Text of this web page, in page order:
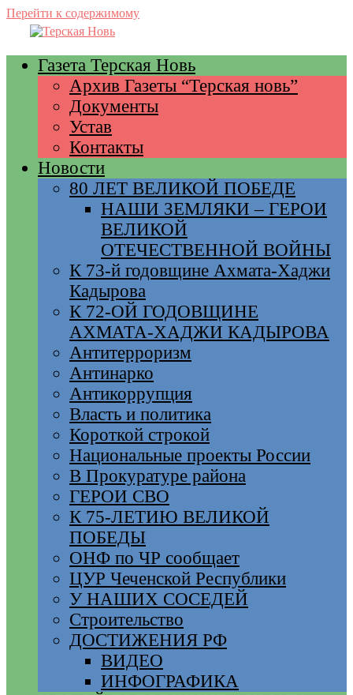
Перейти к содержимому
Газета Терская Новь
Архив Газеты “Терская новь”
Документы
Устав
Контакты
Новости
80 ЛЕТ ВЕЛИКОЙ ПОБЕДЕ
НАШИ ЗЕМЛЯКИ – ГЕРОИ
ВЕЛИКОЙ
ОТЕЧЕСТВЕННОЙ ВОЙНЫ
К 73-й годовщине Ахмата-Хаджи
Кадырова
К 72-ОЙ ГОДОВЩИНЕ
АХМАТА-ХАДЖИ КАДЫРОВА
Антитерроризм
Антинарко
Антикоррупция
Власть и политика
Короткой строкой
Национальные проекты России
В Прокуратуре района
ГЕРОИ СВО
К 75-ЛЕТИЮ ВЕЛИКОЙ
ПОБЕДЫ
ОНФ по ЧР сообщает
ЦУР Чеченской Республики
У НАШИХ СОСЕДЕЙ
Строительство
ДОСТИЖЕНИЯ РФ
ВИДЕО
ИНФОГРАФИКА